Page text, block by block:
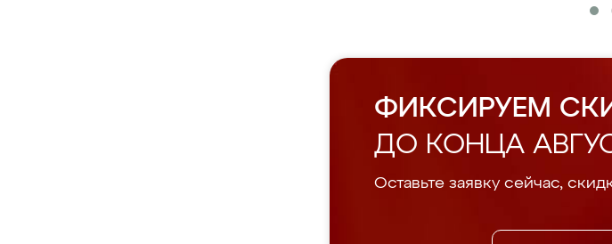
ФИКСИРУЕМ
ДО КОНЦА
Оставьте заявку сейчас,